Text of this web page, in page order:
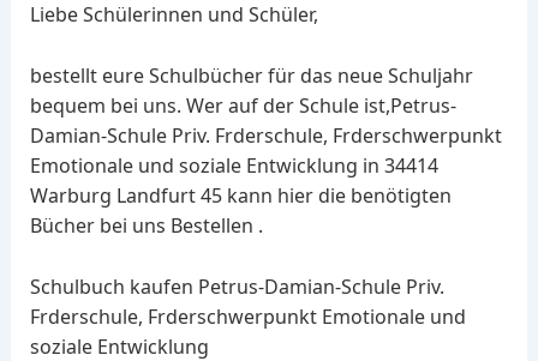
Liebe Schülerinnen und Schüler,
bestellt eure Schulbücher für das neue Schuljahr
bequem bei uns. Wer auf der Schule ist,Petrus-
Damian-Schule Priv. Frderschule, Frderschwerpunkt
Emotionale und soziale Entwicklung in 34414
Warburg Landfurt 45 kann hier die benötigten
Bücher bei uns Bestellen .
Schulbuch kaufen Petrus-Damian-Schule Priv.
Frderschule, Frderschwerpunkt Emotionale und
soziale Entwicklung